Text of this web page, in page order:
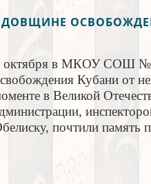
октября в МКОУ СОШ
Кубани от
в Великой
почтили память